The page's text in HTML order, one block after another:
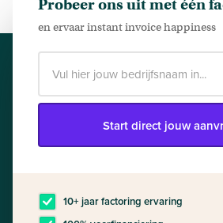
Probeer ons uit met één
en ervaar instant invoice happiness
Start direct jouw
10+ jaar factoring ervaring